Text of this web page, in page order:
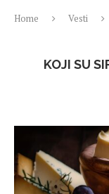
Home Vesti
KOJI SU